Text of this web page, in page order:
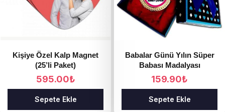
Kişiye Özel Kalp Magnet
(25’li Paket)
595.00₺
Sepete Ekle
Babalar Günü Yılın Süper
Babası Madalyası
159.90₺
Sepete Ekle